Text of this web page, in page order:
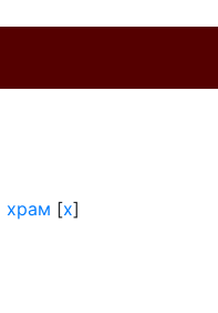
храм [x]